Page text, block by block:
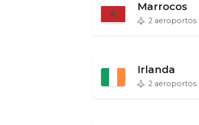
Marrocos
2 aeroportos
Irlanda
2 aeroportos